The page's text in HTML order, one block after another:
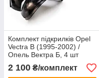
Комплект підкрилків Opel
Vectra B (1995-2002) /
Опель Вектра Б, 4 шт
2 100 ₴/комплект